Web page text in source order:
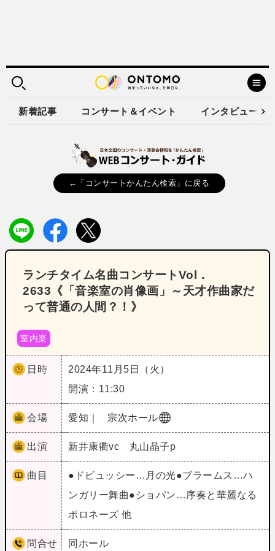
新着記事 コンサート＆イベント インタビュー
←「コンサートかんたん検索」に戻る
ランチタイム名曲コンサートVol．
2633《「音楽室の肖像画」～天才作曲家だ
って普通の人間？！》
室内楽
日時
2024年11月5日（火）
開演：11:30
会場 愛知｜ 宗次ホール
出演 新井康衢vc 丸山晶子p
曲目
●ドビュッシー…月の光●ブラームス…ハ
ンガリー舞曲●ショパン…序奏と華麗なる
ポロネーズ 他
問合せ
同ホール